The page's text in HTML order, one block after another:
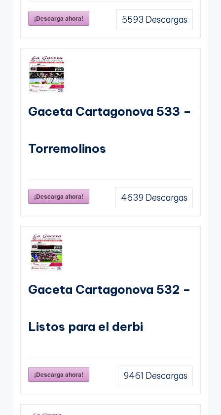
¡Descarga ahora! 5593 Descargas
Gaceta Cartagonova 533 –
Torremolinos
¡Descarga ahora! 4639 Descargas
Gaceta Cartagonova 532 –
Listos para el derbi
¡Descarga ahora! 9461 Descargas